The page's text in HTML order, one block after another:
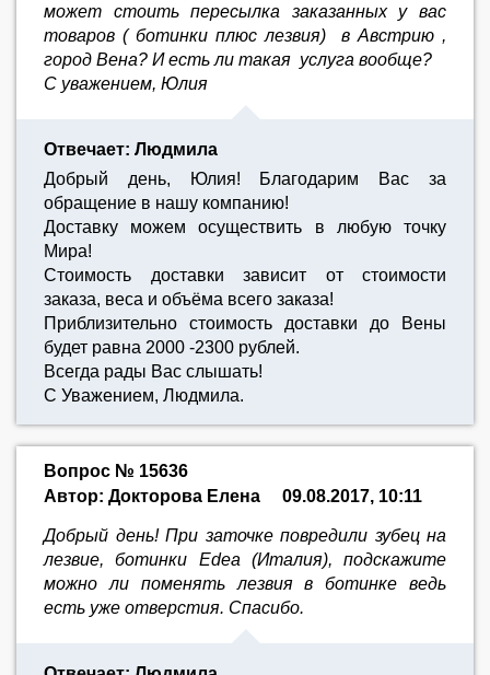
может стоить пересылка заказанных у вас
товаров ( ботинки плюс лезвия) в Австрию ,
город Вена? И есть ли такая услуга вообще?
С уважением, Юлия
Отвечает: Людмила
Добрый день, Юлия! Благодарим Вас за
обращение в нашу компанию!
Доставку можем осуществить в любую точку
Мира!
Стоимость доставки зависит от стоимости
заказа, веса и объёма всего заказа!
Приблизительно стоимость доставки до Вены
будет равна 2000 -2300 рублей.
Всегда рады Вас слышать!
С Уважением, Людмила.
Вопрос № 15636
Автор: Докторова Елена
09.08.2017, 10:11
Добрый день! При заточке повредили зубец на
лезвие, ботинки Edea (Италия), подскажите
можно ли поменять лезвия в ботинке ведь
есть уже отверстия. Спасибо.